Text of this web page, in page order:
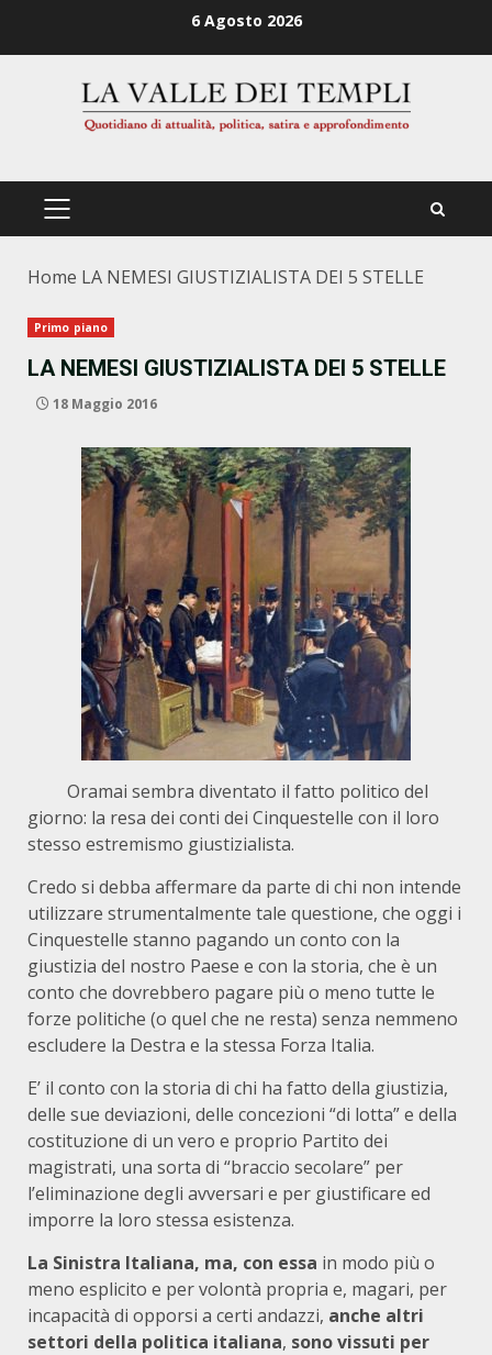
6 Agosto 2026
PRIMÄRES
Home LA NEMESI GIUSTIZIALISTA DEI 5 STELLE
Primo piano
LA NEMESI GIUSTIZIALISTA DEI 5 STELLE
18 Maggio 2016
Oramai sembra diventato il fatto politico del
giorno: la resa dei conti dei Cinquestelle con il loro
stesso estremismo giustizialista.
Credo si debba affermare da parte di chi non intende
utilizzare strumentalmente tale questione, che oggi i
Cinquestelle stanno pagando un conto con la
giustizia del nostro Paese e con la storia, che è un
conto che dovrebbero pagare più o meno tutte le
forze politiche (o quel che ne resta) senza nemmeno
escludere la Destra e la stessa Forza Italia.
E’ il conto con la storia di chi ha fatto della giustizia,
delle sue deviazioni, delle concezioni “di lotta” e della
costituzione di un vero e proprio Partito dei
magistrati, una sorta di “braccio secolare” per
l’eliminazione degli avversari e per giustificare ed
imporre la loro stessa esistenza.
La Sinistra Italiana, ma, con essa in modo più o
meno esplicito e per volontà propria e, magari, per
incapacità di opporsi a certi andazzi, anche altri
settori della politica italiana, sono vissuti per